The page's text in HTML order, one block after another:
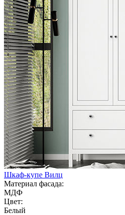
Шкаф-купе Вилц
Материал фасада:
МДФ
Цвет:
Белый